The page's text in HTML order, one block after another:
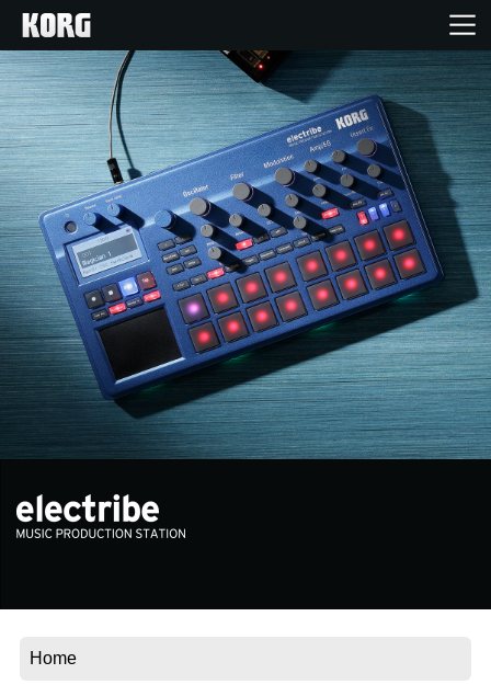
Home
Products
Import Products
Features
Events
Support
Store Locator
Location